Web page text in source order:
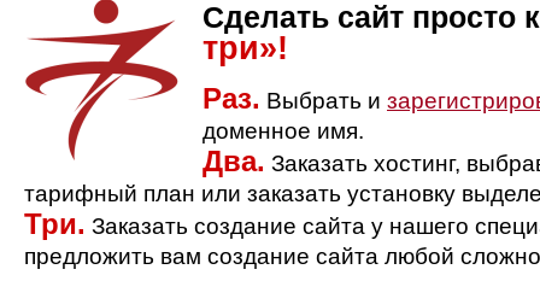
Сделать сайт просто
три»!
Раз. Выбрать и
доменное имя.
Два. Заказать хостинг,
тарифный план или заказать установку
Три. Заказать создание сайта у нашего
предложить вам создание сайта любой